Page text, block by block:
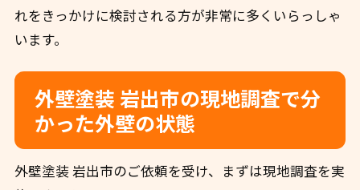
れをきっかけに検討される方が非常に多くいらっしゃ
います。
外壁塗装 岩出市の現地調査で分
かった外壁の状態
外壁塗装 岩出市のご依頼を受け、まずは現地調査を実